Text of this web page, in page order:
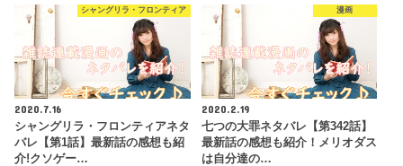
シャングリラ・フロンティア
2020.7.16
シャングリラ・フロンティアネタ
バレ【第1話】最新話の感想も紹
介!クソゲー…
漫画
2020.2.19
七つの大罪ネタバレ【第342話】
最新話の感想も紹介！メリオダス
は自分達の…